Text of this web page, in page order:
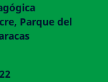
Parque del